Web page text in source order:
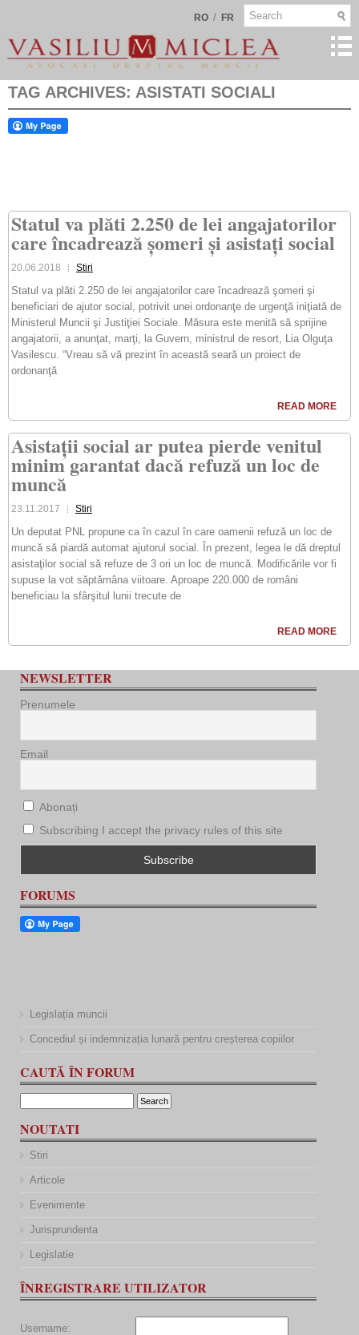
RO / FR
TAG ARCHIVES: ASISTATI SOCIALI
Statul va plăti 2.250 de lei angajatorilor
care încadrează șomeri și asistați social
20.06.2018 Stiri
Statul va plăti 2.250 de lei angajatorilor care încadrează şomeri şi
beneficiari de ajutor social, potrivit unei ordonanţe de urgenţă iniţiată de
Ministerul Muncii şi Justiţiei Sociale. Măsura este menită să sprijine
angajatorii, a anunţat, marţi, la Guvern, ministrul de resort, Lia Olguţa
Vasilescu. “Vreau să vă prezint în această seară un proiect de
ordonanţă
READ MORE
Asistații social ar putea pierde venitul
minim garantat dacă refuză un loc de
muncă
23.11.2017 Stiri
Un deputat PNL propune ca în cazul în care oamenii refuză un loc de
muncă să piardă automat ajutorul social. În prezent, legea le dă dreptul
asistaţilor social să refuze de 3 ori un loc de muncă. Modificările vor fi
supuse la vot săptămâna viitoare. Aproape 220.000 de români
beneficiau la sfârşitul lunii trecute de
READ MORE
NEWSLETTER
Prenumele
Email
Abonați
Subscribing I accept the privacy rules of this site
FORUMS
Legislația muncii
Concediul și indemnizația lunară pentru creșterea copiilor
CAUTĂ ÎN FORUM
NOUTATI
Stiri
Articole
Evenimente
Jurisprundenta
Legislatie
ÎNREGISTRARE UTILIZATOR
Username: